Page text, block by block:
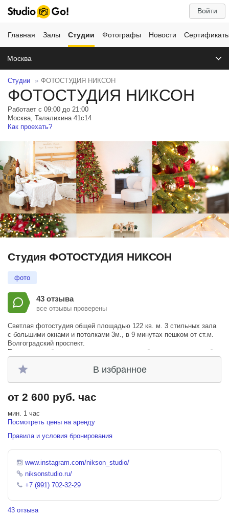
Войти
Главная Залы Студии Фотографы Новости
Москва
Студии ФОТОСТУДИЯ НИКСОН
ФОТОСТУДИЯ НИКСОН
Работает с 09:00 до 21:00
Москва, Талалихина 41с14
Как проехать?
Студия ФОТОСТУДИЯ НИКСОН
фото
43 отзыва
все отзывы проверены
Светлая фотостудия общей площадью 122 кв. м. 3 стильных зала
с большими окнами и потолками 3м., в 9 минутах пешком от ст.м.
Волгоградский проспект.
Если вам необходима аренда студии в нерабочее время - просьба
В избранное
от 2 600 руб. час
мин. 1 час
Посмотреть цены на аренду
Правила и условия бронирования
www.instagram.com/nikson_studio/
niksonstudio.ru/
+7 (991) 702-32-29
43 отзыва